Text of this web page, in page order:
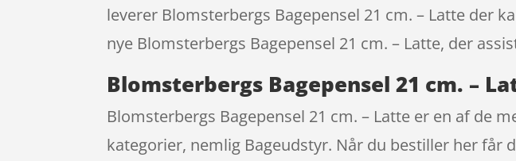
leverer Blomsterbergs Bagepensel 21 cm. – Latte der
nye Blomsterbergs Bagepensel 21 cm. – Latte, der
Blomsterbergs Bagepensel 21 cm. –
Blomsterbergs Bagepensel 21 cm. – Latte er en af de
kategorier, nemlig Bageudstyr. Når du bestiller her får